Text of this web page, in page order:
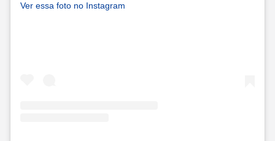
Ver essa foto no Instagram